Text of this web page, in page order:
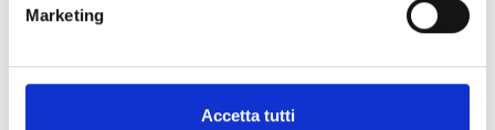
Marketing
Accetta tutti